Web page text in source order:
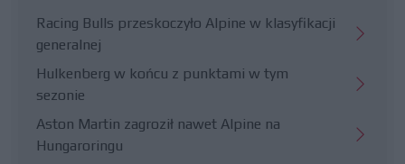
Racing Bulls przeskoczyło Alpine w klasyfikacji
generalnej
Hulkenberg w końcu z punktami w tym
sezonie
Aston Martin zagroził nawet Alpine na
Hungaroringu